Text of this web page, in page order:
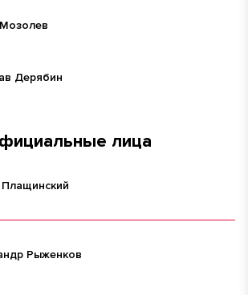
Дерябин
лица
Рыженков